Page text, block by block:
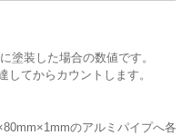
塗装した場合の数値です。
てからカウントします。
のアルミパイプへ各